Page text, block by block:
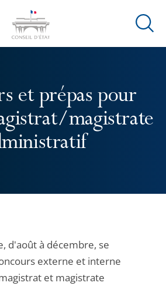
Ouvrir
et prépas pour
magistrate
d'août à décembre, se
externe et interne
et magistrate